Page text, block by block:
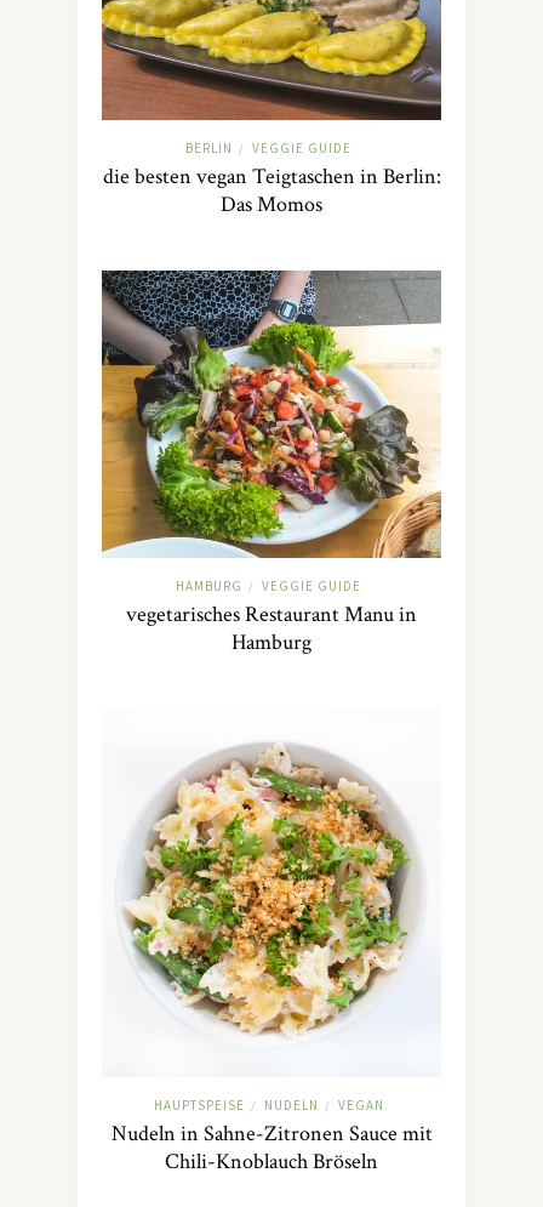
BERLIN / VEGGIE GUIDE
die besten vegan Teigtaschen in Berlin:
Das Momos
HAMBURG / VEGGIE GUIDE
vegetarisches Restaurant Manu in
Hamburg
HAUPTSPEISE / NUDELN / VEGAN
Nudeln in Sahne-Zitronen Sauce mit
Chili-Knoblauch Bröseln